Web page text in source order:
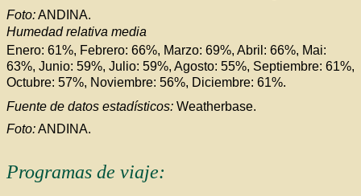
Foto:ANDINA.
Humedad relativa media
Enero: 61%, Febrero: 66%, Marzo: 69%, Abril: 66%, Mai:
63%, Junio: 59%, Julio: 59%, Agosto: 55%, Septiembre: 61%,
Octubre: 57%, Noviembre: 56%, Diciembre: 61%.
Fuente de datos estadísticos: Weatherbase.
Foto:ANDINA.
Programas de viaje: